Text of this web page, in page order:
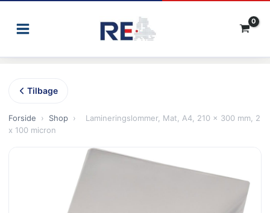
Tilbage
Forside › Shop ›
Lamineringslommer, Mat, A4, 210 x 300 mm, 2
x 100 micron